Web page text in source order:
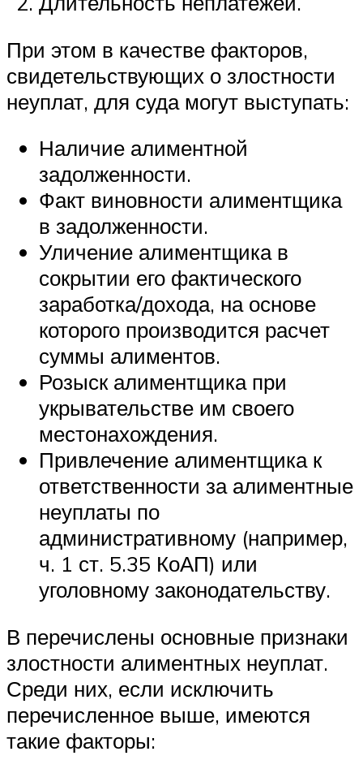
При этом в качестве факторов,
свидетельствующих о злостности
неуплат, для суда могут выступать:
Наличие алиментной
задолженности.
Факт виновности алиментщика
в задолженности.
Уличение алиментщика в
сокрытии его фактического
заработка/дохода, на основе
которого производится расчет
суммы алиментов.
Розыск алиментщика при
укрывательстве им своего
местонахождения.
Привлечение алиментщика к
ответственности за алиментные
неуплаты по
административному (например,
ч. 1 ст. 5.35 КоАП) или
уголовному законодательству.
В перечислены основные признаки
злостности алиментных неуплат.
Среди них, если исключить
перечисленное выше, имеются
такие факторы: